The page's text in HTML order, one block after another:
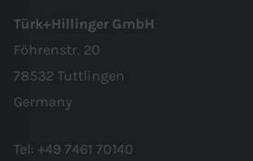
Türk+Hillinger GmbH
Föhrenstr. 20
78532 Tuttlingen
Germany
Tel: +49 7461 70140